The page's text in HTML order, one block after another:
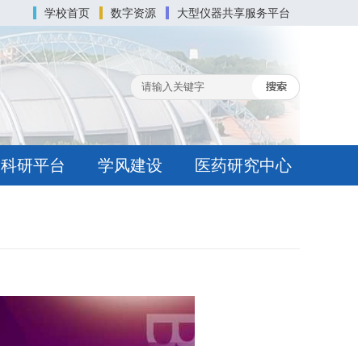
学校首页 数字资源 大型仪器共享服务平台
科研平台 学风建设 医药研究中心